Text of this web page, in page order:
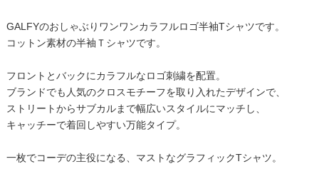
GALFYのおしゃぶりワンワンカラフルロゴ半袖Tシャツです。
コットン素材の半袖Ｔシャツです。
フロントとバックにカラフルなロゴ刺繍を配置。
ブランドでも人気のクロスモチーフを取り入れたデザインで、
ストリートからサブカルまで幅広いスタイルにマッチし、
キャッチーで着回しやすい万能タイプ。
一枚でコーデの主役になる、マストなグラフィックTシャツ。